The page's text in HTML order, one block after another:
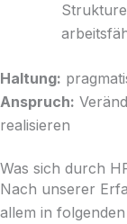
Haltung:
Anspruch:
realisieren
Was sich durch
Nach unserer
allem in